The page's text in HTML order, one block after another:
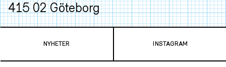
NYHETER INSTAGRAM
415 02 Göteborg
hoppa av vid Gamlestads Torg. Tar bara 6 minuter.